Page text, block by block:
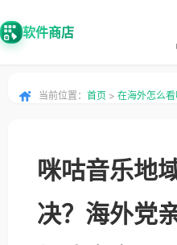
软件商店
当前位置： 首页 > 在海外怎么
咪咕音乐地
决？海外党